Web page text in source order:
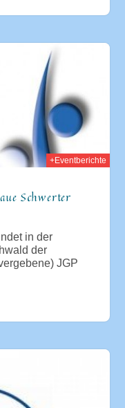
+Eventberichte
Schwerter
in der
der
JGP